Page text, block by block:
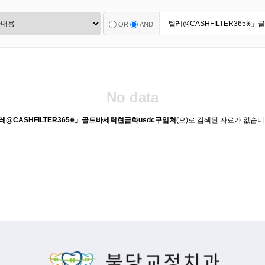
OR AND
No data
@CASHFILTER365⨳」골드바세탁현금화usdc구입처(으)로 검색된 자료가 없습